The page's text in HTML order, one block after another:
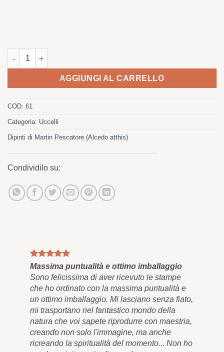
Martin Pescador quantità
AGGIUNGI AL CARRELLO
COD: 61
Categoria: Uccelli
Dipinti di Martin Pescatore (Alcedo atthis)
Condividilo su:
Massima puntualità e ottimo imballaggio
Sono felicissima di aver ricevuto le stampe
che ho ordinato con la massima puntualità e
un ottimo imballaggio. Mi lasciano senza fiato,
mi trasportano nel fantastico mondo della
natura che voi sapete riprodurre con maestria,
creando non solo l'immagine, ma anche
ricreando la spiritualità del momento... Non ho